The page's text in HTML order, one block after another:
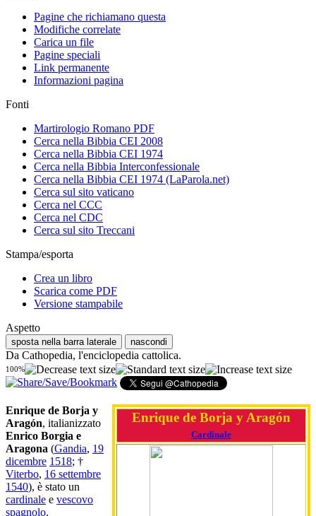
Pagine che richiamano questa
Modifiche correlate
Carica un file
Pagine speciali
Link permanente
Informazioni pagina
Fonti
Martirologio Romano PDF
Cerca nella Bibbia CEI 2008
Cerca nella Bibbia CEI 1974
Cerca nella Bibbia Interconfessionale
Cerca nella Bibbia CEI 1974 (LaParola.net)
Cerca sul sito vaticano
Cerca nel CCC
Cerca nel CDC
Cerca sul sito Treccani
Stampa/esporta
Crea un libro
Scarica come PDF
Versione stampabile
Aspetto
sposta nella barra laterale nascondi
Da Cathopedia, l'enciclopedia cattolica.
100%
Enrique de Borja y Aragón
Cardinale
Enrique de Borja y
Aragón, italianizzato
Enrico Borgia e
Aragona (Gandia, 19
dicembre 1518; †
Viterbo, 16 settembre
1540), è stato un
cardinale e vescovo
spagnolo.